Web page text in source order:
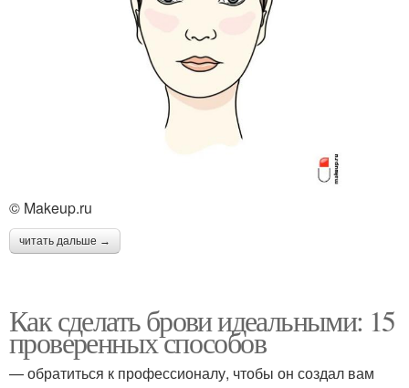
© Makeup.ru
читать дальше →
Как сделать брови идеальными: 15
проверенных способов
— обратиться к профессионалу, чтобы он создал вам